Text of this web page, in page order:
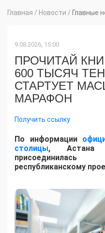
Главная / Новости / Главные
9.08.2026, 15:00
ПРОЧИТАЙ
600 ТЫСЯЧ
СТАРТУЕТ
МАРАФОН
Получить ссылку
По информации
столицы, Астана
республиканскому